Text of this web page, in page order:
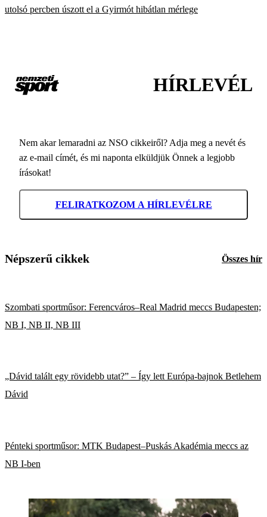
utolsó percben úszott el a Gyirmót hibátlan mérlege
HÍRLEVÉL
Nem akar lemaradni az NSO cikkeiről? Adja meg a nevét és
az e-mail címét, és mi naponta elküldjük Önnek a legjobb
írásokat!
FELIRATKOZOM A HÍRLEVÉLRE
Népszerű cikkek Összes hír
Szombati sportműsor: Ferencváros–Real Madrid meccs Budapesten;
NB I, NB II, NB III
„Dávid talált egy rövidebb utat?” – Így lett Európa-bajnok Betlehem
Dávid
Pénteki sportműsor: MTK Budapest–Puskás Akadémia meccs az
NB I-ben